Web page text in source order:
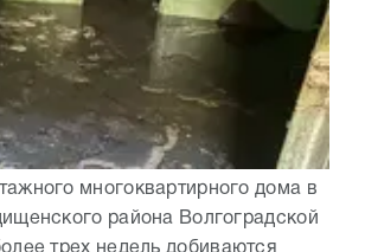
многоквартирного дома в
района Волгоградской
трех недель добиваются